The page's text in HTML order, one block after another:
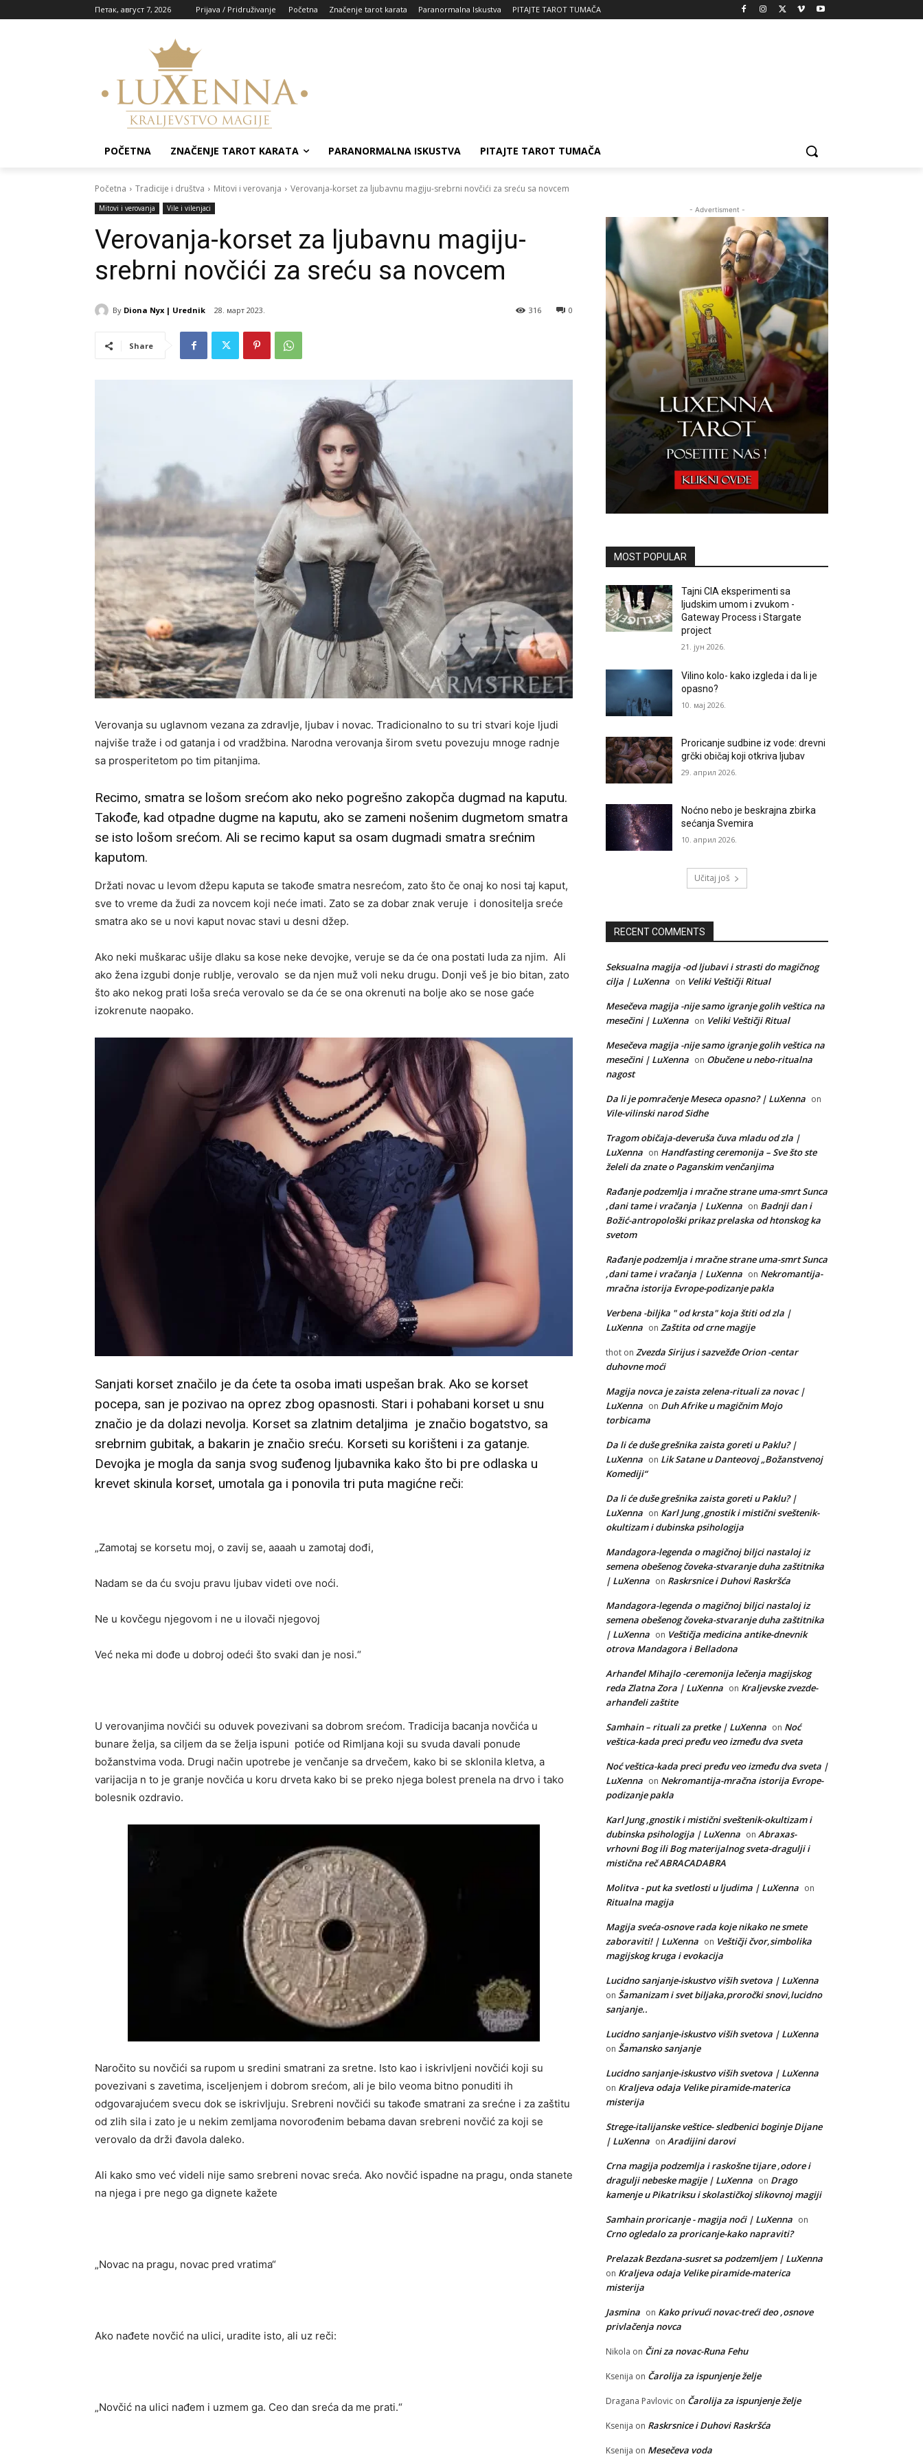
Петак, август 7, 2026 Prijava / Pridruživanje Početna Značenje tarot karata Paranormalna Iskustva PITAJTE TAROT TUMAČA
POČETNA ZNAČENJE TAROT KARATA PARANORMALNA ISKUSTVA PITAJTE TAROT TUMAČA
Početna Tradicije i društva Mitovi i verovanja Verovanja-korset za ljubavnu magiju-srebrni novčići za sreću sa novcem
Mitovi i verovanja Vile i vilenjaci
Verovanja-korset za ljubavnu magiju-
srebrni novčići za sreću sa novcem
By Diona Nyx | Urednik 28. март 2023. 0
316
Share
Verovanja su uglavnom vezana za zdravlje, ljubav i novac. Tradicionalno to su tri stvari koje ljudi
najviše traže i od gatanja i od vradžbina. Narodna verovanja širom svetu povezuju mnoge radnje
sa prosperitetom po tim pitanjima.
Recimo, smatra se lošom srećom ako neko pogrešno zakopča dugmad na kaputu.
Takođe, kad otpadne dugme na kaputu, ako se zameni nošenim dugmetom smatra
se isto lošom srećom. Ali se recimo kaput sa osam dugmadi smatra srećnim
kaputom.
Držati novac u levom džepu kaputa se takođe smatra nesrećom, zato što če onaj ko nosi taj kaput,
sve to vreme da žudi za novcem koji neće imati. Zato se za dobar znak veruje i donositelja sreće
smatra ako se u novi kaput novac stavi u desni džep.
Ako neki muškarac ušije dlaku sa kose neke devojke, veruje se da će ona postati luda za njim. Ali
ako žena izgubi donje rublje, verovalo se da njen muž voli neku drugu. Donji veš je bio bitan, zato
što ako nekog prati loša sreća verovalo se da će se ona okrenuti na bolje ako se nose gaće
izokrenute naopako.
Sanjati korset značilo je da ćete ta osoba imati uspešan brak. Ako se korset
pocepa, san je pozivao na oprez zbog opasnosti. Stari i pohabani korset u snu
značio je da dolazi nevolja. Korset sa zlatnim detaljima je značio bogatstvo, sa
srebrnim gubitak, a bakarin je značio sreću. Korseti su korišteni i za gatanje.
Devojka je mogla da sanja svog suđenog ljubavnika kako što bi pre odlaska u
krevet skinula korset, umotala ga i ponovila tri puta magićne reči:
„Zamotaj se korsetu moj, o zavij se, aaaah u zamotaj dođi,
Nadam se da ću svoju pravu ljubav videti ove noći.
Ne u kovčegu njegovom i ne u ilovači njegovoj
Već neka mi dođe u dobroj odeći što svaki dan je nosi.“
U verovanjima novčići su oduvek povezivani sa dobrom srećom. Tradicija bacanja novčića u
bunare želja, sa ciljem da se želja ispuni potiće od Rimljana koji su svuda davali ponude
božanstvima voda. Drugi način upotrebe je venčanje sa drvečem, kako bi se sklonila kletva, a
varijacija n to je granje novčića u koru drveta kako bi se preko njega bolest prenela na drvo i tako
bolesnik ozdravio.
Naročito su novčići sa rupom u sredini smatrani za sretne. Isto kao i iskrivljeni novčići koji su
povezivani s zavetima, isceljenjem i dobrom srećom, ali je bilo veoma bitno ponuditi ih
odgovarajućem svecu dok se iskrivljuju. Srebreni novčići su takođe smatrani za srećne i za zaštitu
od zlih sila i zato je u nekim zemljama novorođenim bebama davan srebreni novčić za koji se
verovalo da drži đavola daleko.
Ali kako smo već videli nije samo srebreni novac sreća. Ako novčić ispadne na pragu, onda stanete
na njega i pre nego ga dignete kažete
„Novac na pragu, novac pred vratima“
Ako nađete novčić na ulici, uradite isto, ali uz reči:
„Novčić na ulici nađem i uzmem ga. Ceo dan sreća da me prati.“
- Advertisment -
MOST POPULAR
Tajni CIA eksperimenti sa
ljudskim umom i zvukom -
Gateway Process i Stargate
project
21. јун 2026.
Vilino kolo- kako izgleda i da li je
opasno?
10. мај 2026.
Proricanje sudbine iz vode: drevni
grčki običaj koji otkriva ljubav
29. април 2026.
Noćno nebo je beskrajna zbirka
sećanja Svemira
10. април 2026.
Učitaj još
RECENT COMMENTS
Seksualna magija -od ljubavi i strasti do magičnog
cilja | LuXenna on Veliki Veštičji Ritual
Mesečeva magija -nije samo igranje golih veštica na
mesečini | LuXenna on Veliki Veštičji Ritual
Mesečeva magija -nije samo igranje golih veštica na
mesečini | LuXenna on Obučene u nebo-ritualna
nagost
Da li je pomračenje Meseca opasno? | LuXenna on
Vile-vilinski narod Sidhe
Tragom običaja-deveruša čuva mladu od zla |
LuXenna on Handfasting ceremonija – Sve što ste
želeli da znate o Paganskim venčanjima
Rađanje podzemlja i mračne strane uma-smrt Sunca
,dani tame i vračanja | LuXenna on Badnji dan i
Božić-antropološki prikaz prelaska od htonskog ka
svetom
Rađanje podzemlja i mračne strane uma-smrt Sunca
,dani tame i vračanja | LuXenna on Nekromantija-
mračna istorija Evrope-podizanje pakla
Verbena -biljka " od krsta" koja štiti od zla |
LuXenna on Zaštita od crne magije
thot on Zvezda Sirijus i sazvežđe Orion -centar
duhovne moći
Magija novca je zaista zelena-rituali za novac |
LuXenna on Duh Afrike u magičnim Mojo
torbicama
Da li će duše grešnika zaista goreti u Paklu? |
LuXenna on Lik Satane u Danteovoj „Božanstvenoj
Komediji“
Da li će duše grešnika zaista goreti u Paklu? |
LuXenna on Karl Jung ,gnostik i mistični sveštenik-
okultizam i dubinska psihologija
Mandagora-legenda o magičnoj biljci nastaloj iz
semena obešenog čoveka-stvaranje duha zaštitnika
| LuXenna on Raskrsnice i Duhovi Raskršća
Mandagora-legenda o magičnoj biljci nastaloj iz
semena obešenog čoveka-stvaranje duha zaštitnika
| LuXenna on Veštičja medicina antike-dnevnik
otrova Mandagora i Belladona
Arhanđel Mihajlo -ceremonija lečenja magijskog
reda Zlatna Zora | LuXenna on Kraljevske zvezde-
arhanđeli zaštite
Samhain – rituali za pretke | LuXenna on Noć
veštica-kada preci pređu veo između dva sveta
Noć veštica-kada preci pređu veo između dva sveta |
LuXenna on Nekromantija-mračna istorija Evrope-
podizanje pakla
Karl Jung ,gnostik i mistični sveštenik-okultizam i
dubinska psihologija | LuXenna on Abraxas-
vrhovni Bog ili Bog materijalnog sveta-dragulji i
mistična reč ABRACADABRA
Molitva - put ka svetlosti u ljudima | LuXenna on
Ritualna magija
Magija sveća-osnove rada koje nikako ne smete
zaboraviti! | LuXenna on Veštičji čvor,simbolika
magijskog kruga i evokacija
Lucidno sanjanje-iskustvo viših svetova | LuXenna
on Šamanizam i svet biljaka,proročki snovi,lucidno
sanjanje..
Lucidno sanjanje-iskustvo viših svetova | LuXenna
on Šamansko sanjanje
Lucidno sanjanje-iskustvo viših svetova | LuXenna
on Kraljeva odaja Velike piramide-materica
misterija
Strege-italijanske veštice- sledbenici boginje Dijane
| LuXenna on Aradijini darovi
Crna magija podzemlja i raskošne tijare ,odore i
dragulji nebeske magije | LuXenna on Drago
kamenje u Pikatriksu i skolastičkoj slikovnoj magiji
Samhain proricanje - magija noći | LuXenna on
Crno ogledalo za proricanje-kako napraviti?
Prelazak Bezdana-susret sa podzemljem | LuXenna
on Kraljeva odaja Velike piramide-materica
misterija
Jasmina on Kako privući novac-treći deo ,osnove
privlačenja novca
Nikola on Čini za novac-Runa Fehu
Ksenija on Čarolija za ispunjenje želje
Dragana Pavlovic on Čarolija za ispunjenje želje
Ksenija on Raskrsnice i Duhovi Raskršća
Ksenija on Mesečeva voda